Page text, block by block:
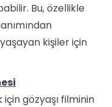
Bu, özellikle
kişiler için
gözyaşı filminin